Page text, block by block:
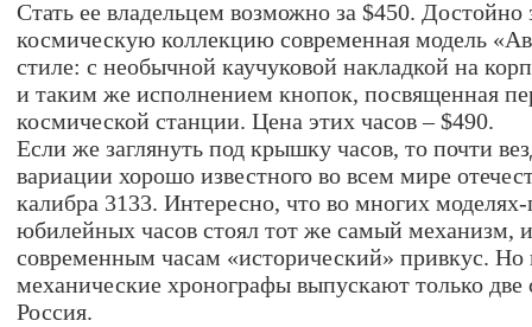
Стать ее владельцем возможно за $450. Достойно
космическую коллекцию современная модель
стиле: c необычной каучуковой накладкой на
и таким же исполнением кнопок, посвященная
космической станции. Цена этих часов – $490.
Если же заглянуть под крышку часов, то почти
вариации хорошо известного во всем мире
калибра 3133. Интересно, что во многих моделях-
юбилейных часов стоял тот же самый механизм,
современным часам «исторический» привкус. Но
механические хронографы выпускают только
Россия.